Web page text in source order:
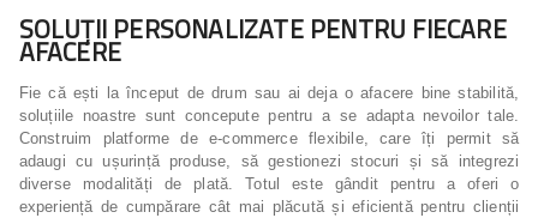
SOLUȚII PERSONALIZATE PENTRU FIECARE
AFACERE
Fie că ești la început de drum sau ai deja o afacere bine stabilită,
soluțiile noastre sunt concepute pentru a se adapta nevoilor tale.
Construim platforme de e-commerce flexibile, care îți permit să
adaugi cu ușurință produse, să gestionezi stocuri și să integrezi
diverse modalități de plată. Totul este gândit pentru a oferi o
experiență de cumpărare cât mai plăcută și eficientă pentru clienții